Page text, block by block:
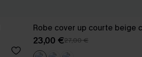
Robe cover up courte beige
23,00 €27,00 €